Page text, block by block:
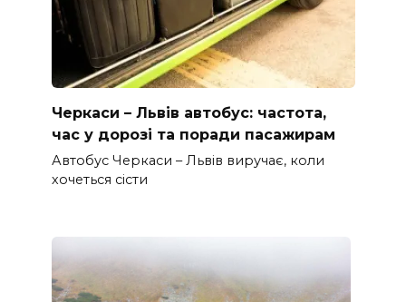
Черкаси – Львів автобус: частота,
час у дорозі та поради пасажирам
Автобус Черкаси – Львів виручає, коли
хочеться сісти